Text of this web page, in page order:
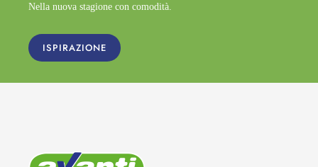
Nella nuova stagione con comodità.
ISPIRAZIONE